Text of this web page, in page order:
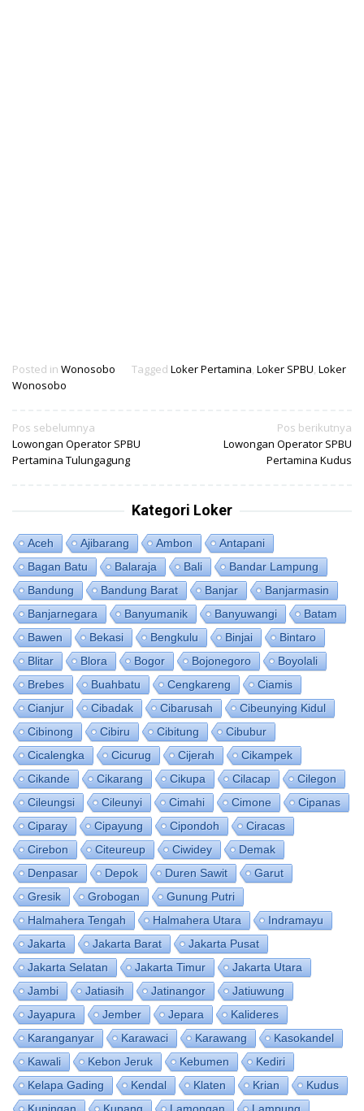
Posted in Wonosobo Tagged Loker Pertamina, Loker SPBU, Loker
Wonosobo
Navigasi
pos
Pos sebelumnya
Lowongan Operator SPBU
Pertamina Tulungagung
Pos berikutnya
Lowongan Operator SPBU
Pertamina Kudus
Kategori Loker
Aceh Ajibarang Ambon
Antapani
Bagan Batu
Balaraja Bali
Bandar Lampung
Bandung
Bandung Barat Banjar
Banjarmasin
Banjarnegara
Banyumanik Banyuwangi
Batam
Bawen
Bekasi Bengkulu Binjai
Bintaro
Blitar
Blora Bogor Bojonegoro
Boyolali
Brebes
Buahbatu Cengkareng
Ciamis
Cianjur
Cibadak Cibarusah
Cibeunying Kidul
Cibinong
Cibiru Cibitung
Cibubur
Cicalengka
Cicurug Cijerah
Cikampek
Cikande
Cikarang Cikupa Cilacap
Cilegon
Cileungsi
Cileunyi Cimahi Cimone
Cipanas
Ciparay
Cipayung Cipondoh
Ciracas
Cirebon
Citeureup Ciwidey
Demak
Denpasar
Depok Duren Sawit
Garut
Gresik
Grobogan
Gunung Putri
Halmahera Tengah
Halmahera Utara
Indramayu
Jakarta
Jakarta Barat
Jakarta Pusat
Jakarta Selatan
Jakarta Timur
Jakarta Utara
Jambi
Jatiasih Jatinangor
Jatiuwung
Jayapura
Jember Jepara
Kalideres
Karanganyar
Karawaci Karawang
Kasokandel
Kawali
Kebon Jeruk Kebumen
Kediri
Kelapa Gading
Kendal Klaten Krian
Kudus
Kuningan
Kupang Lamongan
Lampung